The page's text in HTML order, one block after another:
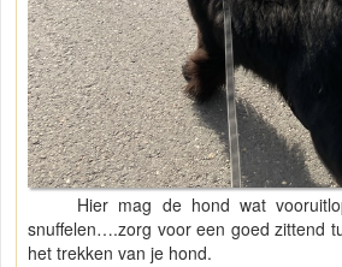
Hier mag de hond wat
snuffelen….zorg voor een goed zittend
het trekken van je hond.